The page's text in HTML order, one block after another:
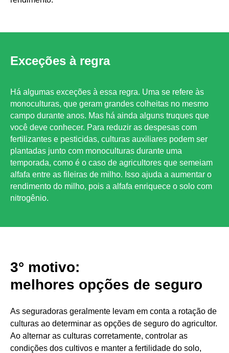
Exceções à regra
Há algumas exceções à essa regra. Uma se refere às
monoculturas, que geram grandes colheitas no mesmo
campo durante anos. Mas há ainda alguns truques que
você deve conhecer. Para reduzir as despesas com
fertilizantes e pesticidas, culturas auxiliares podem ser
plantadas junto com monoculturas durante uma
temporada, como é o caso de agricultores que semeiam
alfafa entre as fileiras de milho. Isso ajuda a aumentar o
rendimento do milho, pois a alfafa enriquece o solo com
nitrogênio.
3° motivo:
melhores opções de seguro
As seguradoras geralmente levam em conta a rotação de
culturas ao determinar as opções de seguro do agricultor.
Ao alternar as culturas corretamente, controlar as
condições dos cultivos e manter a fertilidade do solo,